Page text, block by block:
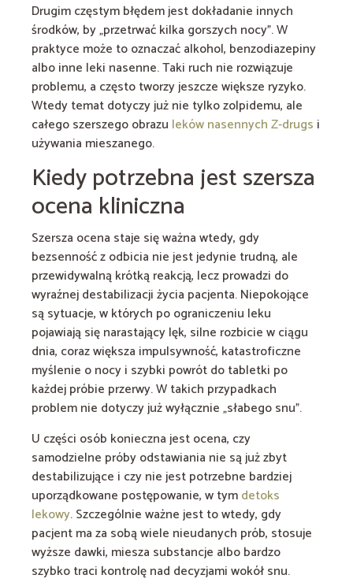
Drugim częstym błędem jest dokładanie innych
środków, by „przetrwać kilka gorszych nocy”. W
praktyce może to oznaczać alkohol, benzodiazepiny
albo inne leki nasenne. Taki ruch nie rozwiązuje
problemu, a często tworzy jeszcze większe ryzyko.
Wtedy temat dotyczy już nie tylko zolpidemu, ale
całego szerszego obrazu leków nasennych Z-drugs i
używania mieszanego.
Kiedy potrzebna jest szersza
ocena kliniczna
Szersza ocena staje się ważna wtedy, gdy
bezsenność z odbicia nie jest jedynie trudną, ale
przewidywalną krótką reakcją, lecz prowadzi do
wyraźnej destabilizacji życia pacjenta. Niepokojące
są sytuacje, w których po ograniczeniu leku
pojawiają się narastający lęk, silne rozbicie w ciągu
dnia, coraz większa impulsywność, katastroficzne
myślenie o nocy i szybki powrót do tabletki po
każdej próbie przerwy. W takich przypadkach
problem nie dotyczy już wyłącznie „słabego snu”.
U części osób konieczna jest ocena, czy
samodzielne próby odstawiania nie są już zbyt
destabilizujące i czy nie jest potrzebne bardziej
uporządkowane postępowanie, w tymdetoks
lekowy. Szczególnie ważne jest to wtedy, gdy
pacjent ma za sobą wiele nieudanych prób, stosuje
wyższe dawki, miesza substancje albo bardzo
szybko traci kontrolę nad decyzjami wokół snu.